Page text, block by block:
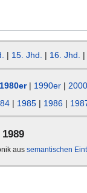
| 15. Jhd. | 16. Jhd. |
1980er| 1990er |
| 1985| 1986|
1989
aus semantischen